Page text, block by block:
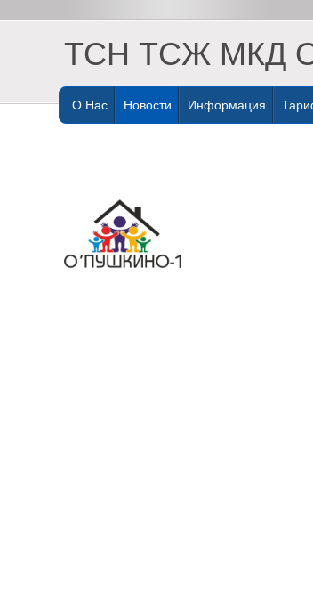
ТСН ТСЖ МКД
О Нас Новости Информация